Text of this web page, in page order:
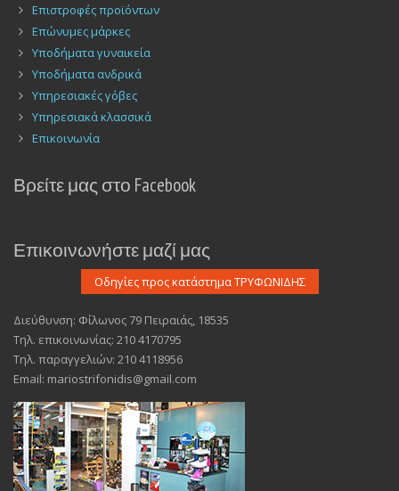
Επιστροφές προϊόντων
Επώνυμες μάρκες
Υποδήματα γυναικεία
Υποδήματα ανδρικά
Υπηρεσιακές γόβες
Υπηρεσιακά κλασσικά
Επικοινωνία
Βρείτε μας στο Facebook
Επικοινωνήστε μαζί μας
Διεύθυνση: Φίλωνος 79 Πειραιάς, 18535
Τηλ. επικοινωνίας: 210 4170795
Τηλ. παραγγελιών: 210 4118956
Email: mariostrifonidis@gmail.com